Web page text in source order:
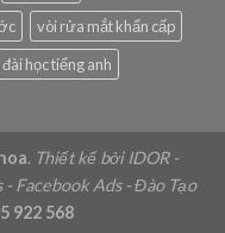
vòi rửa mắt khẩn cấp
đài học tiếng anh
. Thiết kế bởi IDOR -
- Facebook Ads - Đào Tạo
922 568